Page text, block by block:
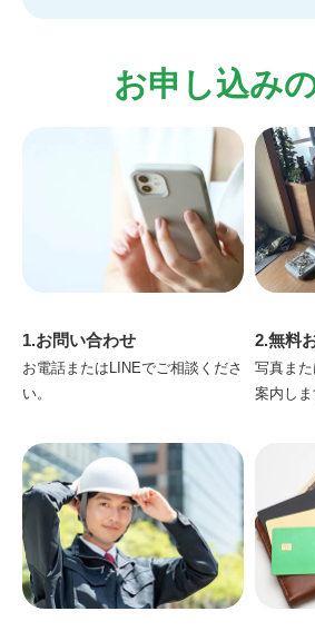
お申し込み
1.お問い合わせ
お電話またはLINEでご相談くださ
い。
2.無料
写真ま
案内しま